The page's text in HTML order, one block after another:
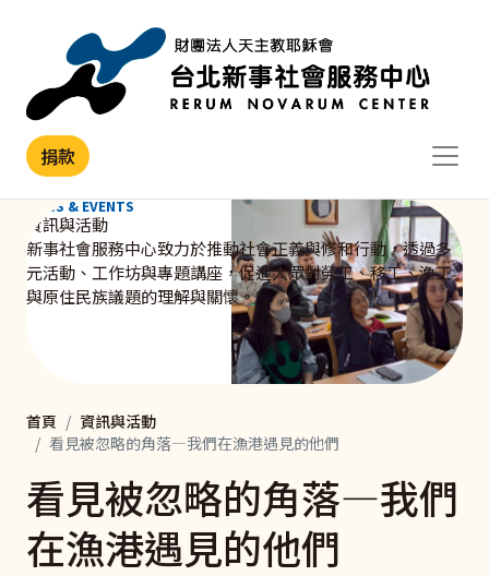
捐款
NEWS & EVENTS
資訊與活動
新事社會服務中心致力於推動社會正義與修和行動，透過多
元活動、工作坊與專題講座，促進大眾對勞工、移工、漁工
與原住民族議題的理解與關懷。
首頁
資訊與活動
看見被忽略的角落—我們在漁港遇見的他們
看見被忽略的角落—我們
在漁港遇見的他們